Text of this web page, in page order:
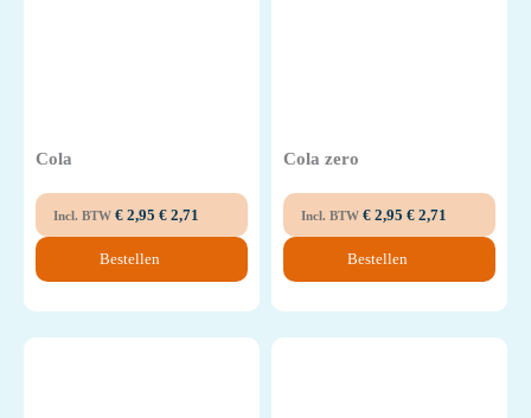
Cola
Incl. BTW € 2,95 € 2,71
Bestellen
Cola zero
Incl. BTW € 2,95 € 2,71
Bestellen